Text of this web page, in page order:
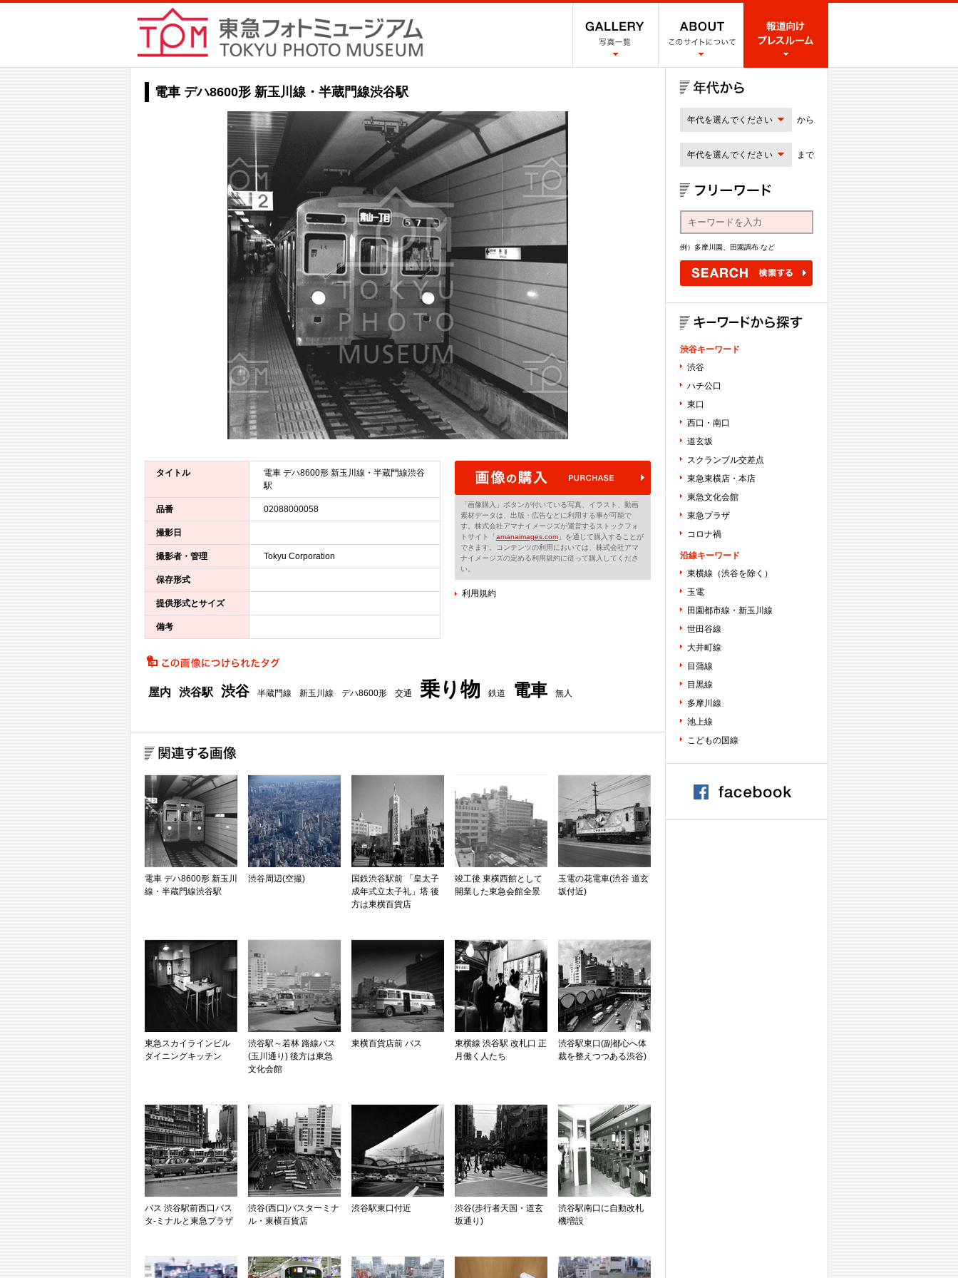
電車 デハ8600形 新玉川線・半蔵門線渋谷駅
タイトル
電車 デハ8600形 新玉川線・半蔵門線渋谷
駅
品番 02088000058
撮影日
撮影者・管理 Tokyu Corporation
保存形式
提供形式とサイズ
備考
「画像購入」ボタンが付いている写真、イラスト、動画
素材データは、出版・広告などに利用する事が可能で
す。株式会社アマナイメージズが運営するストックフォ
トサイト「amanaimages.com」を通じて購入することが
できます。コンテンツの利用においては、株式会社アマ
ナイメージズの定める利用規約に従って購入してくださ
い。
利用規約
屋内 渋谷駅 渋谷 半蔵門線 新玉川線 デハ8600形 交通 乗り物 鉄道 電車 無人
電車 デハ8600形 新玉川
線・半蔵門線渋谷駅
渋谷周辺(空撮)
国鉄渋谷駅前 「皇太子
成年式立太子礼」塔 後
方は東横百貨店
竣工後 東横西館として
開業した東急会館全景
玉電の花電車(渋谷 道玄
坂付近)
東急スカイラインビル
ダイニングキッチン
渋谷駅～若林 路線バス
(玉川通り) 後方は東急
文化会館
東横百貨店前 バス
東横線 渋谷駅 改札口 正
月働く人たち
渋谷駅東口(副都心へ体
裁を整えつつある渋谷)
バス 渋谷駅前西口バス
タ-ミナルと東急プラザ
渋谷(西口)バスターミナ
ル・東横百貨店
渋谷駅東口付近
渋谷(歩行者天国・道玄
坂通り)
渋谷駅南口に自動改札
機増設
年代を選んでください から
年代を選んでください まで
例）多摩川園、田園調布 など
渋谷キーワード
渋谷
ハチ公口
東口
西口・南口
道玄坂
スクランブル交差点
東急東横店・本店
東急文化会館
東急プラザ
コロナ禍
沿線キーワード
東横線（渋谷を除く）
玉電
田園都市線・新玉川線
世田谷線
大井町線
目蒲線
目黒線
多摩川線
池上線
こどもの国線